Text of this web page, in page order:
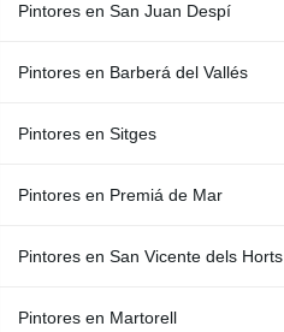
Pintores en San Juan Despí
Pintores en Barberá del Vallés
Pintores en Sitges
Pintores en Premiá de Mar
Pintores en San Vicente dels Horts
Pintores en Martorell